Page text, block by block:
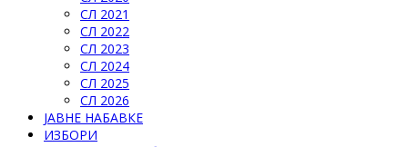
СЛ 2021
СЛ 2022
СЛ 2023
СЛ 2024
СЛ 2025
СЛ 2026
ЈАВНЕ НАБАВКЕ
ИЗБОРИ